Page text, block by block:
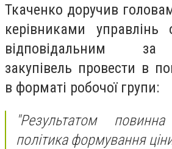
Ткаченко доручив
керівниками
відповідальним за
закупівель провести в
в форматі робочої групи:
"Результатом
політика формування